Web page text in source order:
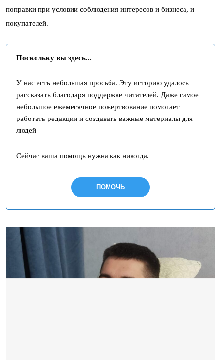
поправки при условии соблюдения интересов и бизнеса, и
покупателей.
Поскольку вы здесь...
У нас есть небольшая просьба. Эту историю удалось
рассказать благодаря поддержке читателей. Даже самое
небольшое ежемесячное пожертвование помогает
работать редакции и создавать важные материалы для
людей.
Сейчас ваша помощь нужна как никогда.
ПОМОЧЬ